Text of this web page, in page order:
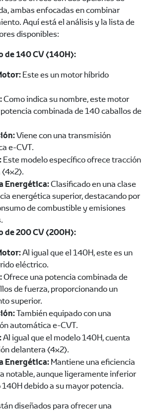
ambas enfocadas en combinar
Aquí está el análisis y la lista de
disponibles:
de 140 CV (140H):
Este es un motor híbrido
Como indica su nombre, este motor
combinada de 140 caballos de
Viene con una transmisión
e-CVT.
Este modelo específico ofrece tracción
(4x2).
Energética:Clasificado en una clase
energética superior, destacando por
de combustible y emisiones
de 200 CV (200H):
Al igual que el 140H, este es un
eléctrico.
Ofrece una potencia combinada de
de fuerza, proporcionando un
superior.
También equipado con una
automática e-CVT.
Al igual que el modelo 140H, cuenta
delantera (4x2).
Energética:Mantiene una eficiencia
notable, aunque ligeramente inferior
debido a su mayor potencia.
diseñados para ofrecer una